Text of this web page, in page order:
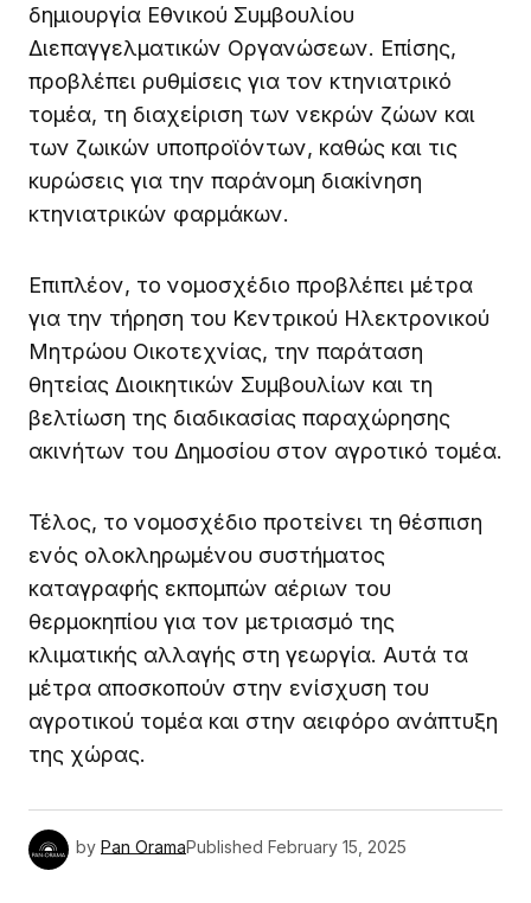
δημιουργία Εθνικού Συμβουλίου
Διεπαγγελματικών Οργανώσεων. Επίσης,
προβλέπει ρυθμίσεις για τον κτηνιατρικό
τομέα, τη διαχείριση των νεκρών ζώων και
των ζωικών υποπροϊόντων, καθώς και τις
κυρώσεις για την παράνομη διακίνηση
κτηνιατρικών φαρμάκων.
Επιπλέον, το νομοσχέδιο προβλέπει μέτρα
για την τήρηση του Κεντρικού Ηλεκτρονικού
Μητρώου Οικοτεχνίας, την παράταση
θητείας Διοικητικών Συμβουλίων και τη
βελτίωση της διαδικασίας παραχώρησης
ακινήτων του Δημοσίου στον αγροτικό τομέα.
Τέλος, το νομοσχέδιο προτείνει τη θέσπιση
ενός ολοκληρωμένου συστήματος
καταγραφής εκπομπών αέριων του
θερμοκηπίου για τον μετριασμό της
κλιματικής αλλαγής στη γεωργία. Αυτά τα
μέτρα αποσκοπούν στην ενίσχυση του
αγροτικού τομέα και στην αειφόρο ανάπτυξη
της χώρας.
by Pan OramaPublished February 15, 2025